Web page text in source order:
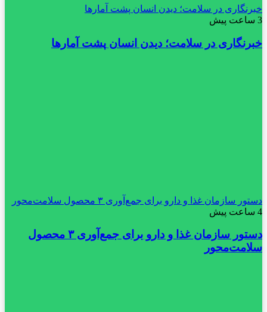
خبرنگاری در سلامت؛ دیدن انسان پشت آمارها
3 ساعت پیش
خبرنگاری در سلامت؛ دیدن انسان پشت آمارها
دستور سازمان غذا و دارو برای جمع‌آوری ۳ محصول سلامت‌محور
4 ساعت پیش
دستور سازمان غذا و دارو برای جمع‌آوری ۳ محصول
سلامت‌محور